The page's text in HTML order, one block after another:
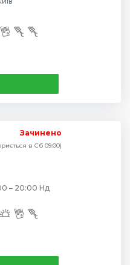
Зачинено
в Сб 09:00)
– 20:00 Нд